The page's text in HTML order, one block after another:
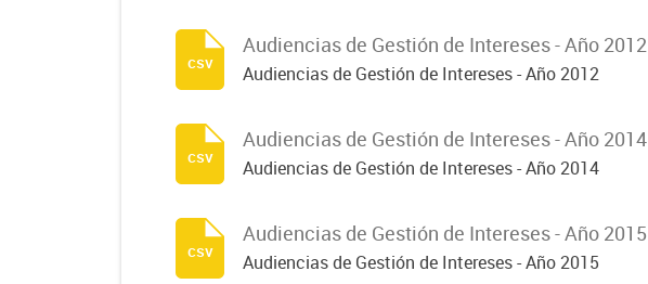
Audiencias de Gestión de Intereses - Año 2012
Audiencias de Gestión de Intereses - Año 2012
csv
Audiencias de Gestión de Intereses - Año 2014
Audiencias de Gestión de Intereses - Año 2014
csv
Audiencias de Gestión de Intereses - Año 2015
Audiencias de Gestión de Intereses - Año 2015
csv